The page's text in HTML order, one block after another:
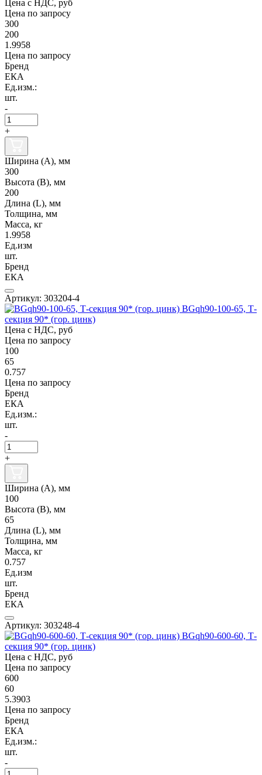
Цена с НДС, руб
Цена по запросу
300
200
1.9958
Цена по запросу
Бренд
ЕКА
Ед.изм.:
шт.
-
+
Ширина (А), мм
300
Высота (В), мм
200
Длина (L), мм
Толщина, мм
Масса, кг
1.9958
Ед.изм
шт.
Бренд
ЕКА
Артикул: 303204-4
BGqh90-100-65, Т-
секция 90* (гор. цинк)
Цена с НДС, руб
Цена по запросу
100
65
0.757
Цена по запросу
Бренд
ЕКА
Ед.изм.:
шт.
-
+
Ширина (А), мм
100
Высота (В), мм
65
Длина (L), мм
Толщина, мм
Масса, кг
0.757
Ед.изм
шт.
Бренд
ЕКА
Артикул: 303248-4
BGqh90-600-60, Т-
секция 90* (гор. цинк)
Цена с НДС, руб
Цена по запросу
600
60
5.3903
Цена по запросу
Бренд
ЕКА
Ед.изм.:
шт.
-